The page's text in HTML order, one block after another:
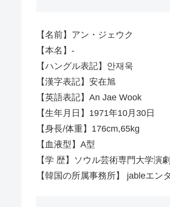
【名前】アン・ジェウク
【本名】-
【ハングル表記】안재욱
【漢字表記】安在旭
【英語表記】An Jae Wook
【生年月日】1971年10月30日
【身長/体重】176cm,65kg
【血液型】A型
【学 歴】ソウル芸術専門大学演
【韓国の所属事務所】 jableエン